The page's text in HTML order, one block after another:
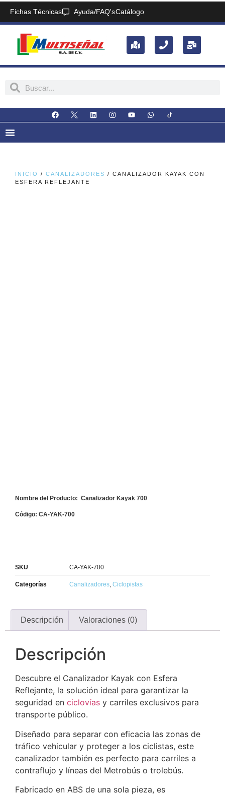
Fichas Técnicas Ayuda/FAQ'sCatálogo
INICIO / CANALIZADORES / CANALIZADOR KAYAK CON
ESFERA REFLEJANTE
Nombre del Producto: Canalizador Kayak 700
Código: CA-YAK-700
SKU CA-YAK-700
Categorías Canalizadores Ciclopistas
Descripción Valoraciones (0)
Descripción
Descubre el Canalizador Kayak con Esfera
Reflejante, la solución ideal para garantizar la
seguridad en ciclovías y carriles exclusivos para
transporte público.
Diseñado para separar con eficacia las zonas de
tráfico vehicular y proteger a los ciclistas, este
canalizador también es perfecto para carriles a
contraflujo y líneas del Metrobús o trolebús.
Fabricado en ABS de una sola pieza, es